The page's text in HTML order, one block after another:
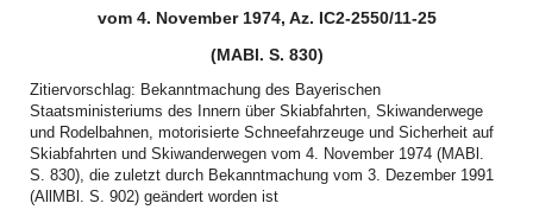
vom 4. November 1974, Az. IC2-2550/11-25
(MABl. S. 830)
Zitiervorschlag: Bekanntmachung des Bayerischen
Staatsministeriums des Innern über Skiabfahrten, Skiwanderwege
und Rodelbahnen, motorisierte Schneefahrzeuge und Sicherheit auf
Skiabfahrten und Skiwanderwegen vom 4. November 1974 (MABl.
S. 830), die zuletzt durch Bekanntmachung vom 3. Dezember 1991
(AllMBl. S. 902) geändert worden ist